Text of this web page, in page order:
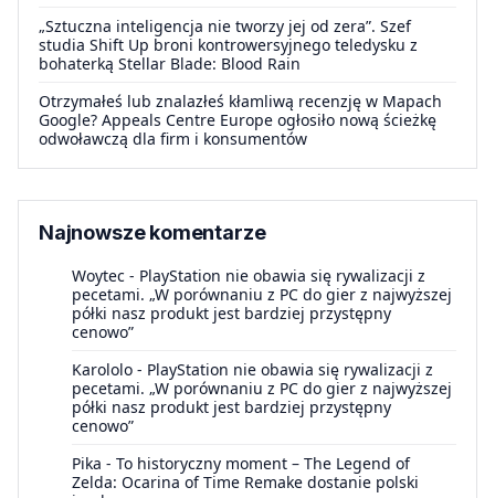
„Sztuczna inteligencja nie tworzy jej od zera”. Szef
studia Shift Up broni kontrowersyjnego teledysku z
bohaterką Stellar Blade: Blood Rain
Otrzymałeś lub znalazłeś kłamliwą recenzję w Mapach
Google? Appeals Centre Europe ogłosiło nową ścieżkę
odwoławczą dla firm i konsumentów
Najnowsze komentarze
Woytec - PlayStation nie obawia się rywalizacji z
pecetami. „W porównaniu z PC do gier z najwyższej
półki nasz produkt jest bardziej przystępny
cenowo”
Karololo - PlayStation nie obawia się rywalizacji z
pecetami. „W porównaniu z PC do gier z najwyższej
półki nasz produkt jest bardziej przystępny
cenowo”
Pika - To historyczny moment – The Legend of
Zelda: Ocarina of Time Remake dostanie polski